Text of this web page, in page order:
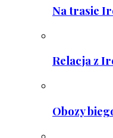
Na trasie
Relacja z
Obozy